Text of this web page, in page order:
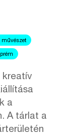
művészet
kreatív
a
A tárlat a